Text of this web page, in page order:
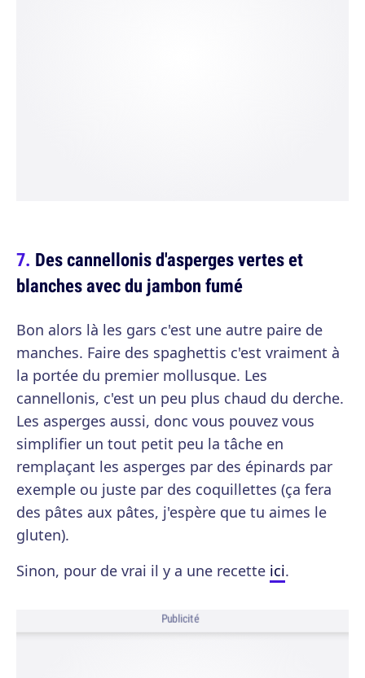
Des cannellonis d'asperges vertes et
blanches avec du jambon fumé
Bon alors là les gars c'est une autre paire de
manches. Faire des spaghettis c'est vraiment à
la portée du premier mollusque. Les
cannellonis, c'est un peu plus chaud du derche.
Les asperges aussi, donc vous pouvez vous
simplifier un tout petit peu la tâche en
remplaçant les asperges par des épinards par
exemple ou juste par des coquillettes (ça fera
des pâtes aux pâtes, j'espère que tu aimes le
gluten).
Sinon, pour de vrai il y a une recette ici.
Publicité